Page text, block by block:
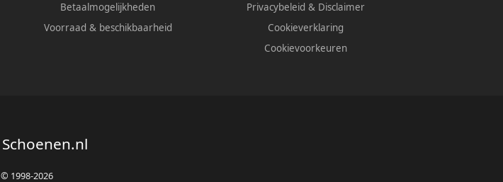
Betaalmogelijkheden
Voorraad & beschikbaarheid
Privacybeleid & Disclaimer
Cookieverklaring
Cookievoorkeuren
Schoenen.nl
© 1998-2026